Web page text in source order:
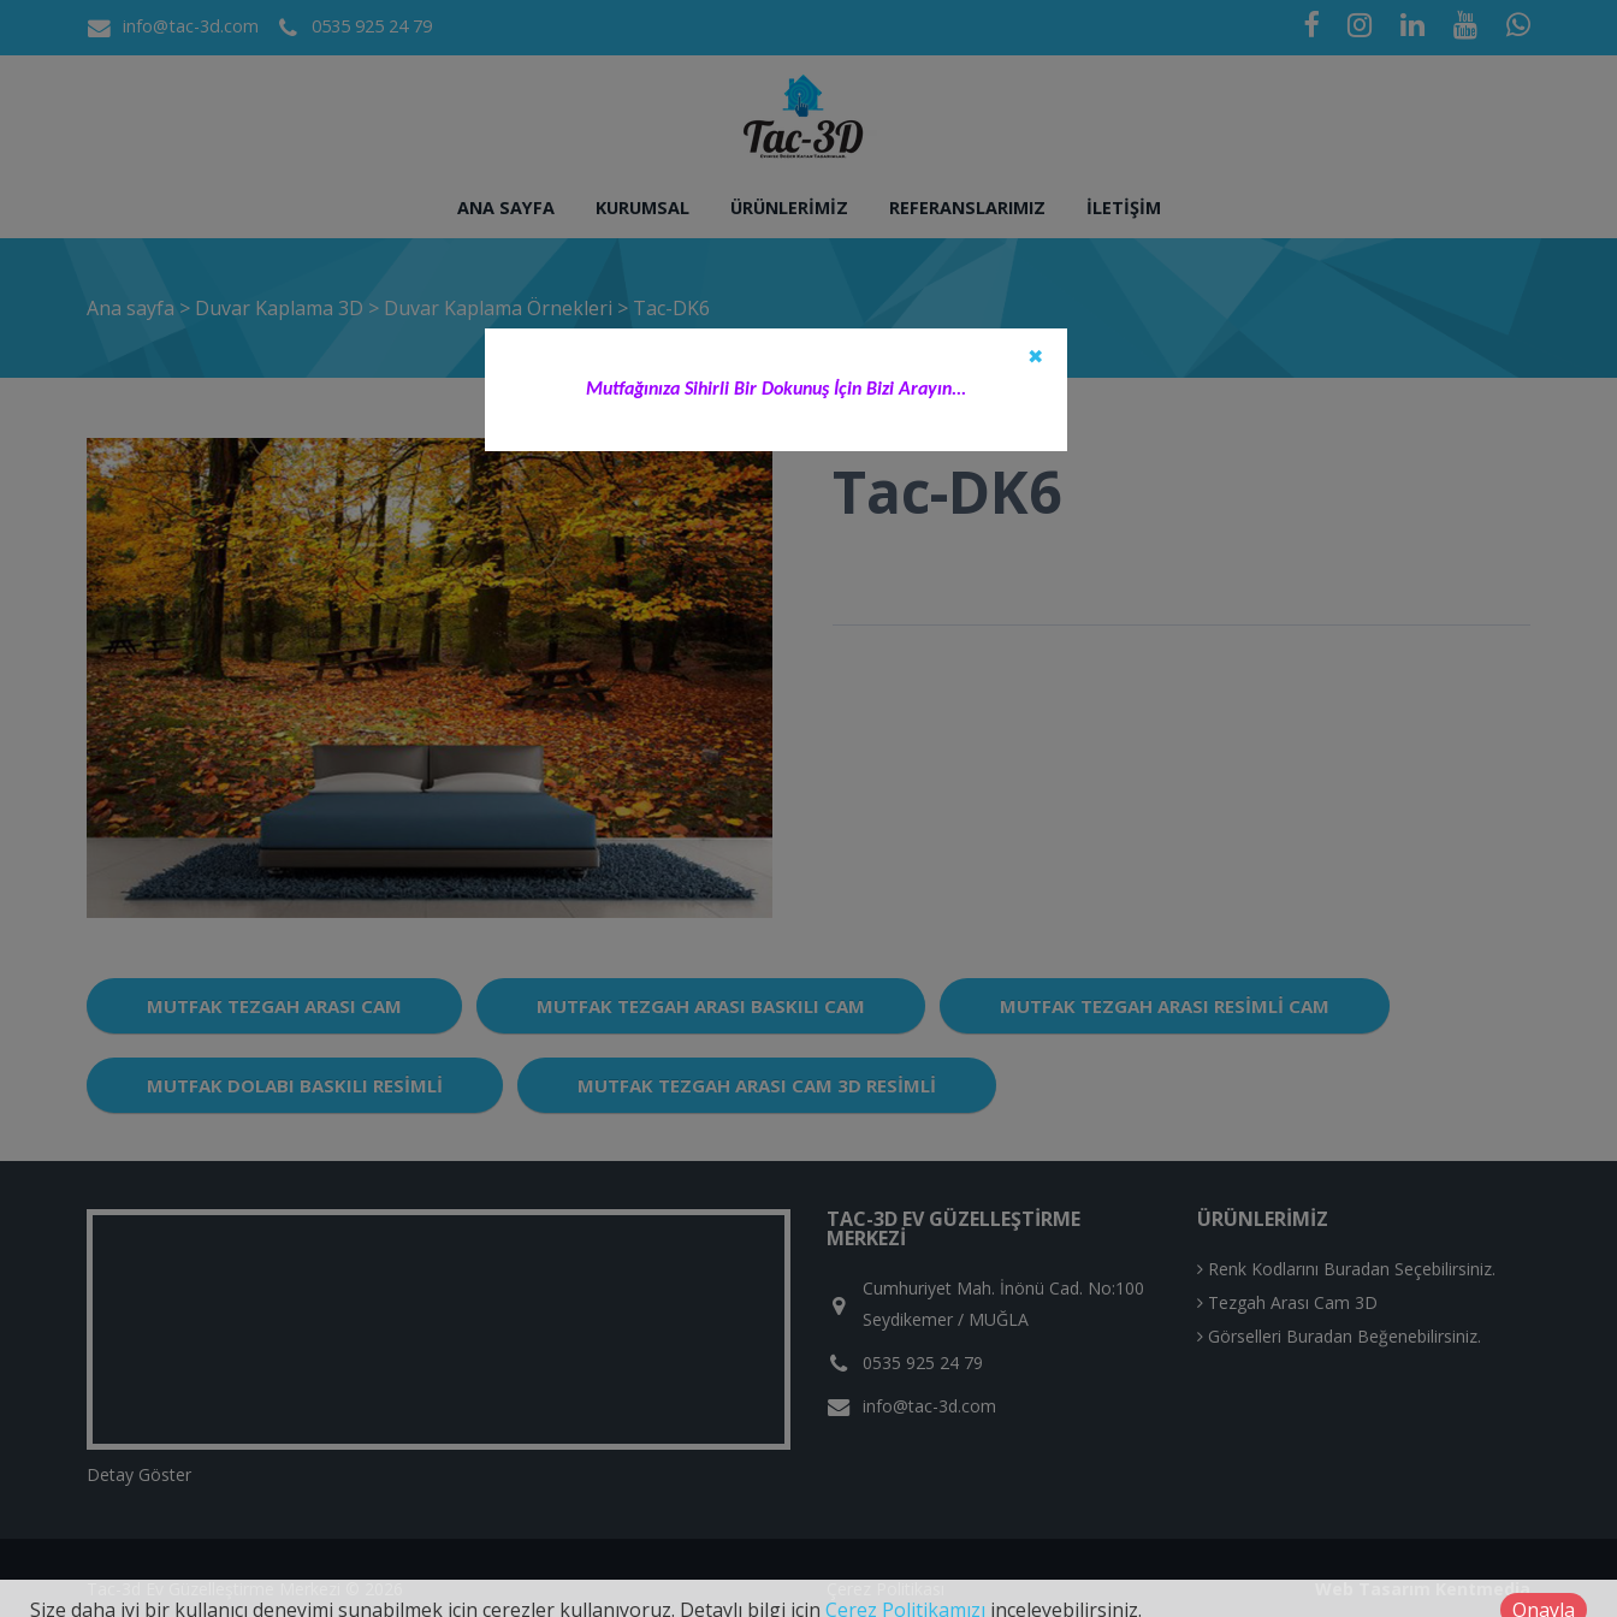
info@tac-3d.com 0535 925 24 79
ANA SAYFA KURUMSAL ÜRÜNLERIMIZ REFERANSLARIMIZ İLETIŞIM
Ana sayfa > Duvar Kaplama 3D > Duvar Kaplama Örnekleri > Tac-DK6
Tac-DK6
MUTFAK TEZGAH ARASI CAM MUTFAK TEZGAH ARASI BASKILI CAM MUTFAK TEZGAH ARASI RESIMLI CAM
MUTFAK DOLABI BASKILI RESIMLI MUTFAK TEZGAH ARASI CAM 3D RESIMLI
Detay Göster
TAC-3D EV GÜZELLEŞTIRME
MERKEZI
Cumhuriyet Mah. İnönü Cad. No:100
Seydikemer / MUĞLA
0535 925 24 79
info@tac-3d.com
ÜRÜNLERIMIZ
Renk Kodlarını Buradan Seçebilirsiniz.
Tezgah Arası Cam 3D
Görselleri Buradan Beğenebilirsiniz.
Kentmedia
Mutfağınıza Sihirli Bir Dokunuş İçin Bizi Arayın...
✖
Size daha iyi bir kullanıcı deneyimi sunabilmek için çerezler kullanıyoruz. Detaylı bilgi için Çerez Politikamızı inceleyebilirsiniz. Onayla